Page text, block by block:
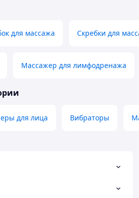
для массажа Скребки для
Массажер для лимфодренажа
для лица Вибраторы